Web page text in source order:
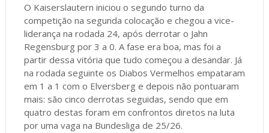
O Kaiserslautern iniciou o segundo turno da
competição na segunda colocação e chegou a vice-
liderança na rodada 24, após derrotar o Jahn
Regensburg por 3 a 0. A fase era boa, mas foi a
partir dessa vitória que tudo começou a desandar. Já
na rodada seguinte os Diabos Vermelhos empataram
em 1 a 1 com o Elversberg e depois não pontuaram
mais: são cinco derrotas seguidas, sendo que em
quatro destas foram em confrontos diretos na luta
por uma vaga na Bundesliga de 25/26.